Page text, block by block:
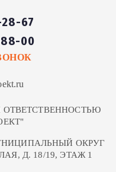
67
00
ОКРУГ
Д. 18/19, ЭТАЖ 1